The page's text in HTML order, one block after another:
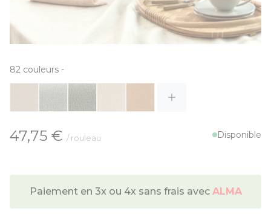
82 couleurs -
À partir de:
47,75 € / rouleau Disponible
Paiement en 3x ou 4x sans frais avec ALMA